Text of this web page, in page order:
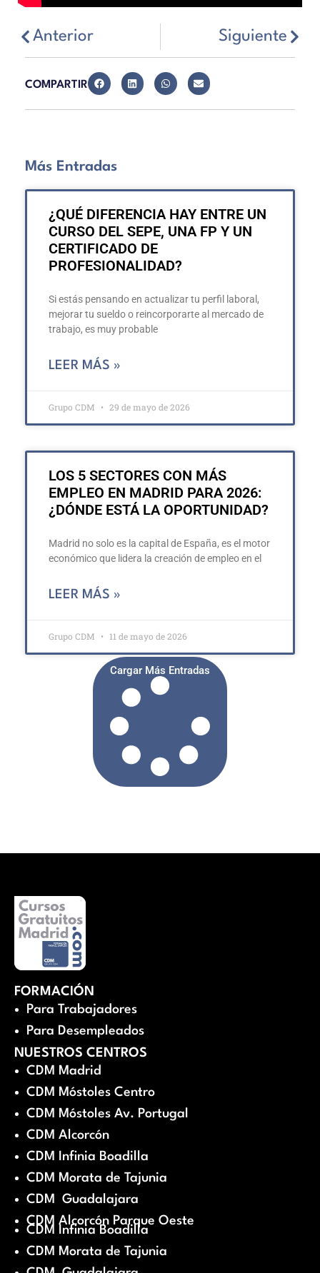
Anterior Siguiente
COMPARTIR
Más Entradas
¿QUÉ DIFERENCIA HAY ENTRE UN
CURSO DEL SEPE, UNA FP Y UN
CERTIFICADO DE
PROFESIONALIDAD?
Si estás pensando en actualizar tu perfil laboral,
mejorar tu sueldo o reincorporarte al mercado de
trabajo, es muy probable
LEER MÁS »
Grupo CDM 29 de mayo de 2026
LOS 5 SECTORES CON MÁS
EMPLEO EN MADRID PARA 2026:
¿DÓNDE ESTÁ LA OPORTUNIDAD?
Madrid no solo es la capital de España, es el motor
económico que lidera la creación de empleo en el
LEER MÁS »
Grupo CDM 11 de mayo de 2026
Cargar Más Entradas
FORMACIÓN
Para Trabajadores
Para Desempleados
NUESTROS CENTROS
CDM Madrid
CDM Móstoles Centro
CDM Móstoles Av. Portugal
CDM Alcorcón
CDM Infinia Boadilla
CDM Morata de Tajunia
CDM Guadalajara
CDM Alcorcón Parque Oeste
CDM Infinia Boadilla
CDM Morata de Tajunia